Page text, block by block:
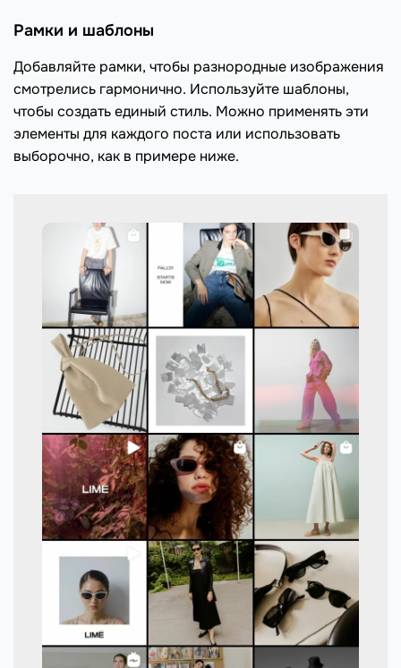
Рамки и шаблоны
Добавляйте рамки, чтобы разнородные изображения
смотрелись гармонично. Используйте шаблоны,
чтобы создать единый стиль. Можно применять эти
элементы для каждого поста или использовать
выборочно, как в примере ниже.